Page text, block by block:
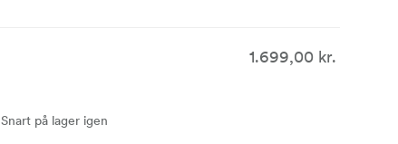
1.699,00 kr.
Snart på lager igen